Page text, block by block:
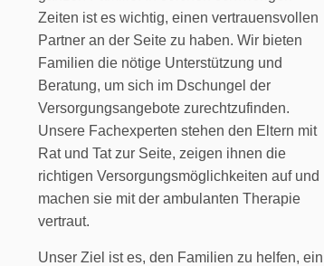
Zeiten ist es wichtig, einen vertrauensvollen
Partner an der Seite zu haben. Wir bieten
Familien die nötige Unterstützung und
Beratung, um sich im Dschungel der
Versorgungsangebote zurechtzufinden.
Unsere Fachexperten stehen den Eltern mit
Rat und Tat zur Seite, zeigen ihnen die
richtigen Versorgungsmöglichkeiten auf und
machen sie mit der ambulanten Therapie
vertraut.
Unser Ziel ist es, den Familien zu helfen, ein